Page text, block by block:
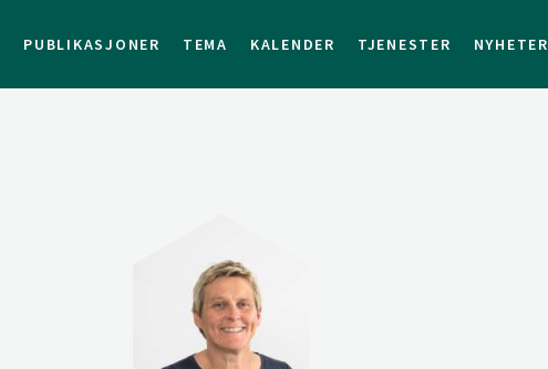
PUBLIKASJONER TEMA KALENDER TJENESTER NYHETER